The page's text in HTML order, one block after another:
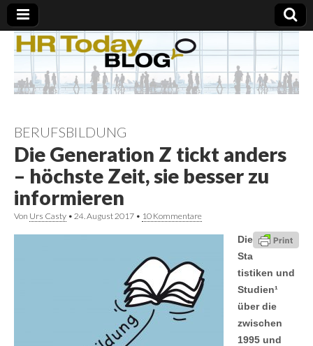
BERUFSBILDUNG
Die Generation Z tickt anders
– höchste Zeit, sie besser zu
informieren
Von Urs Casty • 24. August 2017 • 10 Kommentare
Die
Sta
tistiken und
Studien¹
über die
zwischen
1995 und